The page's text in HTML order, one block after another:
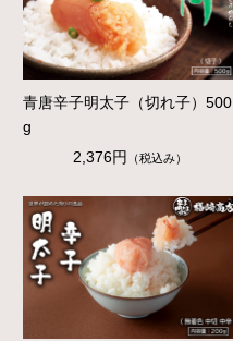
青唐辛子明太子（切れ子）500
g
2,376円
（税込み）